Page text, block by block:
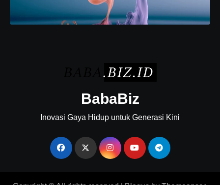
BabaBiz
Inovasi Gaya Hidup untuk Generasi Kini